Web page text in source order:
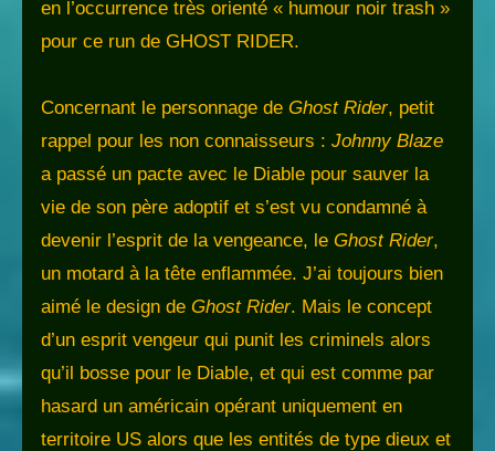
en l’occurrence très orienté « humour noir trash »
pour ce run de GHOST RIDER.
Concernant le personnage de Ghost Rider, petit
rappel pour les non connaisseurs : Johnny Blaze
a passé un pacte avec le Diable pour sauver la
vie de son père adoptif et s’est vu condamné à
devenir l’esprit de la vengeance, le Ghost Rider,
un motard à la tête enflammée. J’ai toujours bien
aimé le design de Ghost Rider. Mais le concept
d’un esprit vengeur qui punit les criminels alors
qu’il bosse pour le Diable, et qui est comme par
hasard un américain opérant uniquement en
territoire US alors que les entités de type dieux et